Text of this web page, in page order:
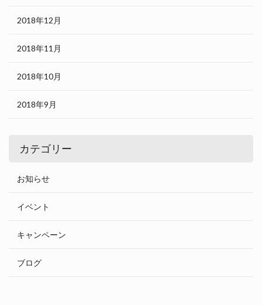
2018年12月
2018年11月
2018年10月
2018年9月
カテゴリー
お知らせ
イベント
キャンペーン
ブログ